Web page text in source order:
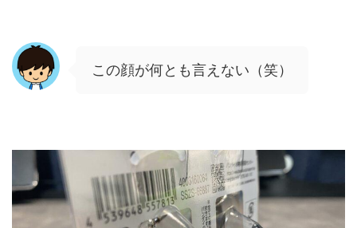
この顔が何とも言えない（笑）